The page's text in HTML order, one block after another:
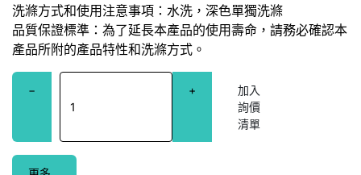
洗滌方式和使用注意事項：水洗，深色單獨洗滌
品質保證標準：為了延長本產品的使用壽命，請務必確認本
產品所附的產品特性和洗滌方式。
− +